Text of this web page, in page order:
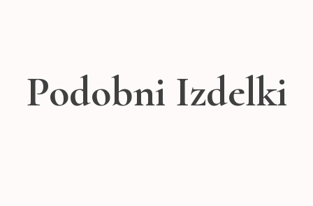
Podobni Izdelki